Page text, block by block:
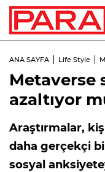
ANA SAYFA Life Style
Metaverse
azaltıyor
Araştırmalar,
daha gerçekçi
sosyal